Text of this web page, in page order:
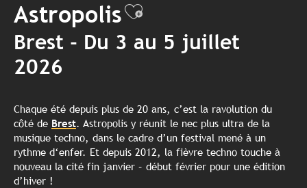
AstropolisAjouter aux
Brest - Du 3 au 5 juillet
2026
Chaque été depuis plus de 20 ans, c’est la ravolution du
côté de Brest. Astropolis y réunit le nec plus ultra de la
musique techno, dans le cadre d’un festival mené à un
rythme d‘enfer. Et depuis 2012, la fièvre techno touche à
nouveau la cité fin janvier – début février pour une édition
d’hiver !